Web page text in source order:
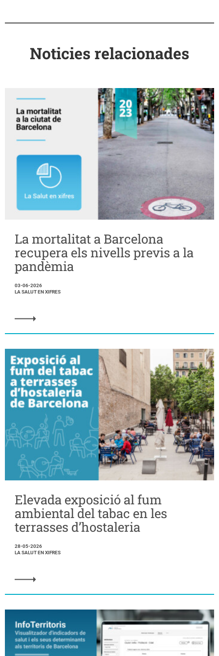
Noticies relacionades
La mortalitat a Barcelona
recupera els nivells previs a la
pandèmia
03-06-2026
LA SALUT EN XIFRES
Elevada exposició al fum
ambiental del tabac en les
terrasses d’hostaleria
28-05-2026
LA SALUT EN XIFRES